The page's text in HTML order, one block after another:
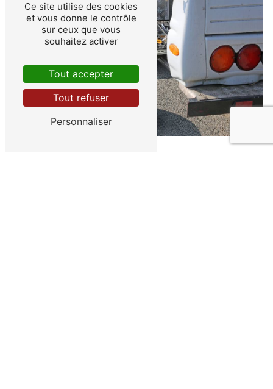
Ce site utilise des cookies
et vous donne le contrôle
sur ceux que vous
souhaitez activer
Tout accepter
Tout refuser
Personnaliser